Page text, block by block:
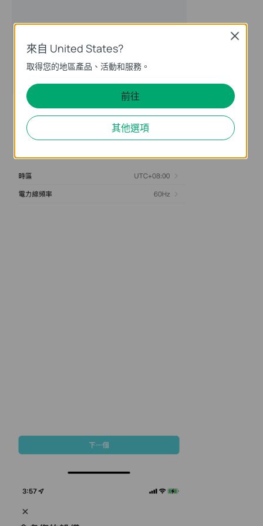
來自 United States?
取得您的地區產品、活動和服務。
前往
其他選項
Close